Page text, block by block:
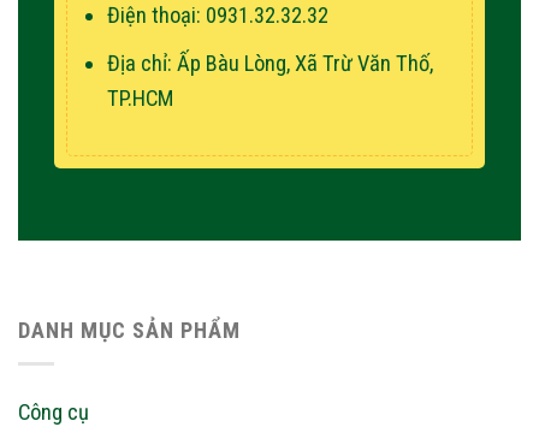
Điện thoại: 0931.32.32.32
Địa chỉ: Ấp Bàu Lòng, Xã Trừ Văn Thố,
TP.HCM
DANH MỤC SẢN PHẨM
Công cụ